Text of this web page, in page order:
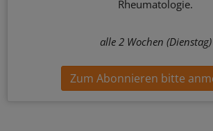
Rheumatologie.
alle 2 Wochen (Dienstag)
Zum Abonnieren bitte